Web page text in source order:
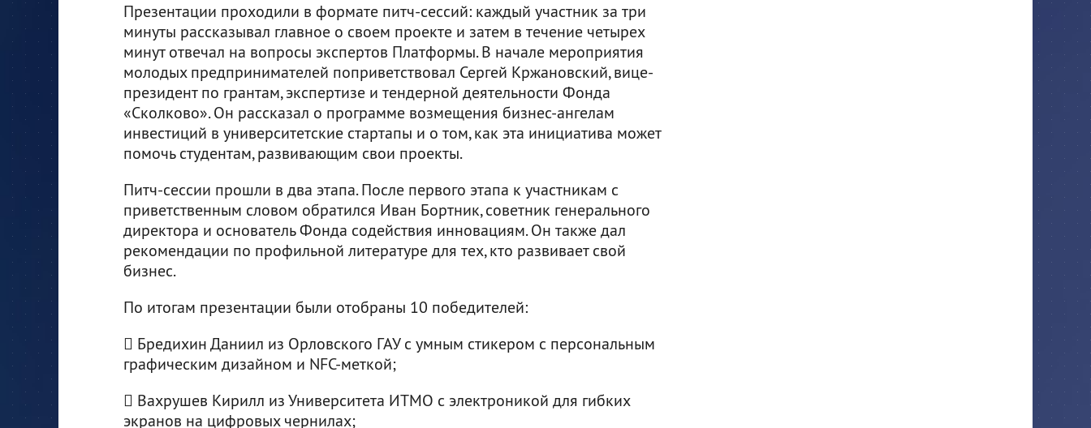
Презентации проходили в формате питч-сессий: каждый участник за три
минуты рассказывал главное о своем проекте и затем в течение четырех
минут отвечал на вопросы экспертов Платформы. В начале мероприятия
молодых предпринимателей поприветствовал Сергей Кржановский, вице-
президент по грантам, экспертизе и тендерной деятельности Фонда
«Сколково». Он рассказал о программе возмещения бизнес-ангелам
инвестиций в университетские стартапы и о том, как эта инициатива может
помочь студентам, развивающим свои проекты.
Питч-сессии прошли в два этапа. После первого этапа к участникам с
приветственным словом обратился Иван Бортник, советник генерального
директора и основатель Фонда содействия инновациям. Он также дал
рекомендации по профильной литературе для тех, кто развивает свой
бизнес.
По итогам презентации были отобраны 10 победителей:
 Бредихин Даниил из Орловского ГАУ с умным стикером с персональным
графическим дизайном и NFC-меткой;
 Вахрушев Кирилл из Университета ИТМО с электроникой для гибких
экранов на цифровых чернилах;